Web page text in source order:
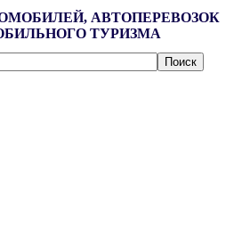
АВТОПЕРЕВОЗОК
ТУРИЗМА